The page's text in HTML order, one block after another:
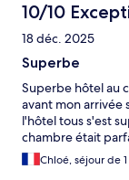
10/10
18 déc. 2025
Superbe
Superbe hôtel au
avant mon
l'hôtel tous s'est
chambre était
Chloé, séjour de